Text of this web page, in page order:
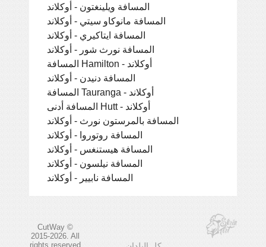
المسافة ويلينغتون - أوكلاند
المسافة مانوكاو سيتي - أوكلاند
المسافة ايتاكيري - أوكلاند
المسافة نورث شور - أوكلاند
المسافة Hamilton - أوكلاند
المسافة دنيدن - أوكلاند
المسافة Tauranga - أوكلاند
المسافة أدنى Hutt - أوكلاند
المسافة بالمرستون نورث - أوكلاند
المسافة روتوروا - أوكلاند
المسافة هيستنغس - أوكلاند
المسافة نيلسون - أوكلاند
المسافة نابيير - أوكلاند
CutWay ©
2015-2026. All
rights reserved